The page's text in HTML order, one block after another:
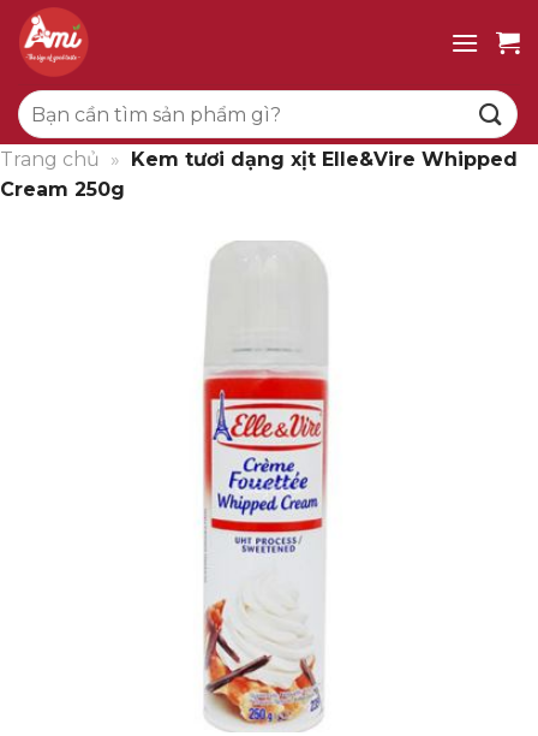
qua
dung
Tìm
kiếm:
Trang chủ » Kem tươi dạng xịt Elle&Vire Whipped
Cream 250g